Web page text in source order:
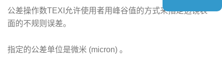
公差操作数TEXI允许使用者用峰谷值的方式来指定透镜表
面的不规则误差。
指定的公差单位是微米 (micron) 。